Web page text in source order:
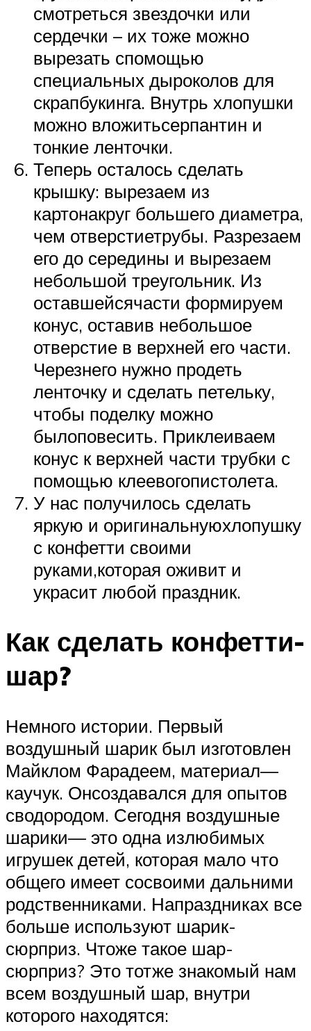
смотреться звездочки или
сердечки – их тоже можно
вырезать спомощью
специальных дыроколов для
скрапбукинга. Внутрь хлопушки
можно вложитьсерпантин и
тонкие ленточки.
Теперь осталось сделать
крышку: вырезаем из
картонакруг большего диаметра,
чем отверстиетрубы. Разрезаем
его до середины и вырезаем
небольшой треугольник. Из
оставшейсячасти формируем
конус, оставив небольшое
отверстие в верхней его части.
Черезнего нужно продеть
ленточку и сделать петельку,
чтобы поделку можно
былоповесить. Приклеиваем
конус к верхней части трубки с
помощью клеевогопистолета.
У нас получилось сделать
яркую и оригинальнуюхлопушку
с конфетти своими
руками,которая оживит и
украсит любой праздник.
Как сделать конфетти-
шар?
Немного истории. Первый
воздушный шарик был изготовлен
Майклом Фарадеем, материал—
каучук. Онсоздавался для опытов
сводородом. Сегодня воздушные
шарики— это одна излюбимых
игрушек детей, которая мало что
общего имеет сосвоими дальними
родственниками. Напраздниках все
больше используют шарик-
сюрприз. Чтоже такое шар-
сюрприз? Это тотже знакомый нам
всем воздушный шар, внутри
которого находятся: